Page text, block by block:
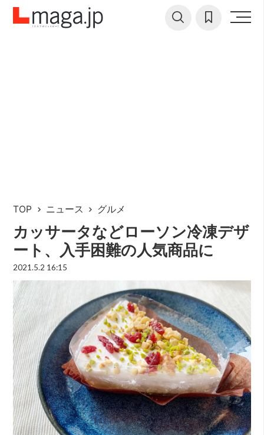
TOP ニュース グルメ
カッサータなどローソン冷凍デザ
ート、入手困難の人気商品に
2021.5.2 16:15